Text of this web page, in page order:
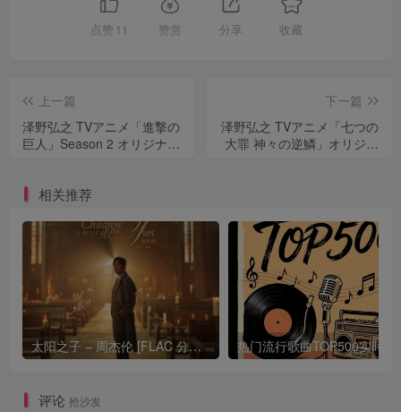
点赞 11 赞赏 分享 收藏
上一篇
泽野弘之 TVアニメ「進撃の
巨人」Season 2 オリジナル
下一篇
泽野弘之 TVアニメ「七つの
大罪 神々の逆鱗」オリジナ
相关推荐
太阳之子 – 周杰伦 [FLAC 分轨 192Khz 24bit]
评论 抢沙发